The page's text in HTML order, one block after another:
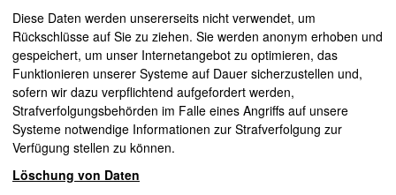
Diese Daten werden unsererseits nicht verwendet, um
Rückschlüsse auf Sie zu ziehen. Sie werden anonym erhoben und
gespeichert, um unser Internetangebot zu optimieren, das
Funktionieren unserer Systeme auf Dauer sicherzustellen und,
sofern wir dazu verpflichtend aufgefordert werden,
Strafverfolgungsbehörden im Falle eines Angriffs auf unsere
Systeme notwendige Informationen zur Strafverfolgung zur
Verfügung stellen zu können.
Löschung von Daten